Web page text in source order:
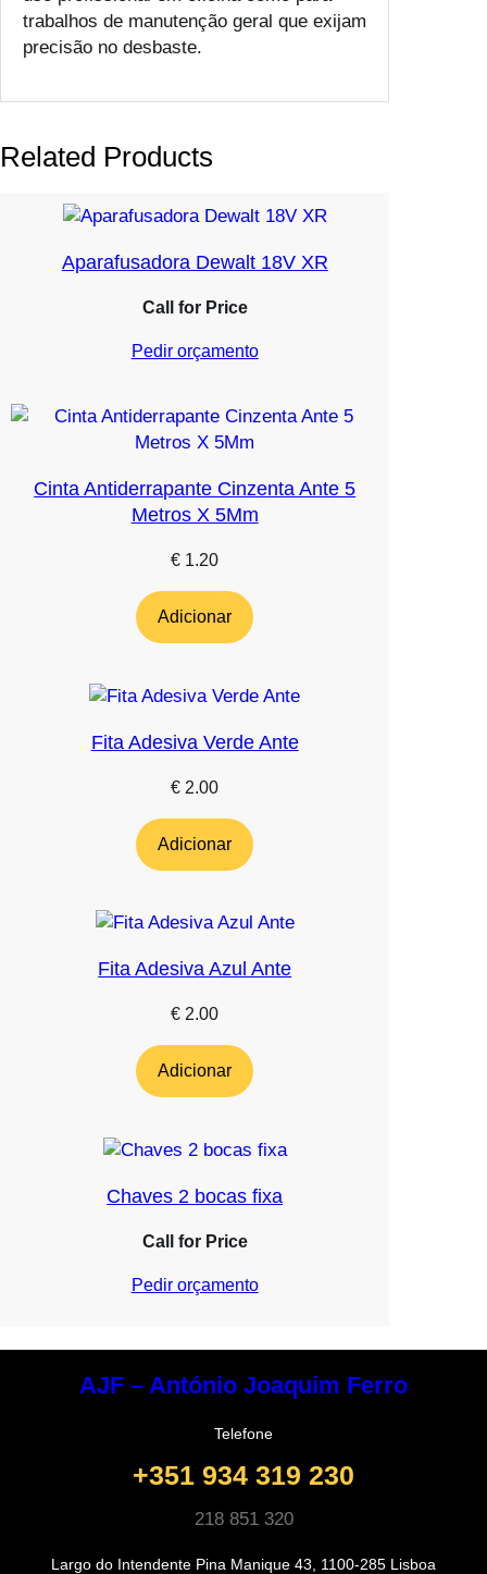
trabalhos de manutenção geral que exijam
precisão no desbaste.
Related Products
Aparafusadora Dewalt 18V XR
Call for Price
Pedir orçamento
Cinta Antiderrapante Cinzenta Ante 5
Metros X 5Mm
€ 1.20
Adicionar
Fita Adesiva Verde Ante
€ 2.00
Adicionar
Fita Adesiva Azul Ante
€ 2.00
Adicionar
Chaves 2 bocas fixa
Call for Price
Pedir orçamento
AJF – António Joaquim Ferro
Telefone
+351 934 319 230
218 851 320
Largo do Intendente Pina Manique 43, 1100-285 Lisboa